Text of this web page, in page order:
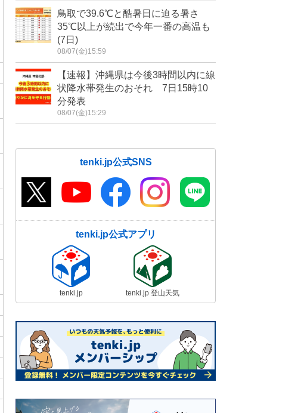
鳥取で39.6℃と酷暑日に迫る暑さ
35℃以上が続出で今年一番の高温も
(7日)
08/07(金)15:59
【速報】沖縄県は今後3時間以内に線
状降水帯発生のおそれ 7日15時10
分発表
08/07(金)15:29
tenki.jp公式SNS
tenki.jp公式アプリ
tenki.jp tenki.jp 登山天気